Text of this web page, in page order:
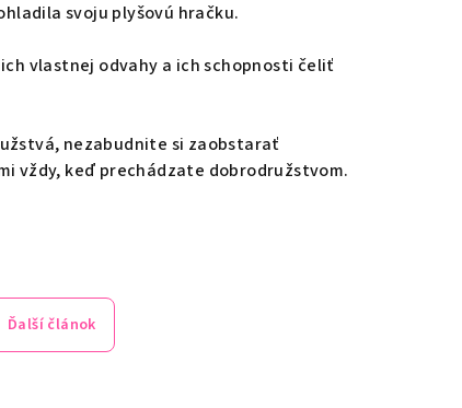
svoju plyšovú hračku.
vlastnej odvahy a ich schopnosti čeliť
nezabudnite si zaobstarať
vždy, keď prechádzate dobrodružstvom.
Ďalší článok